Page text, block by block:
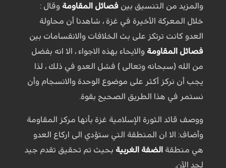
والمزيد من التنسيق بين فصائل المقاومة وقال :
خلال المعركة الأخيرة في غزة ، شاهدنا أن محاولة
العدو كانت ترتكز على بث الخلافات والانقسامات بين
فصائل المقاومة والايحاء بهذه الاجواء ، الا انه بفضل
من الله (سبحانه وتعالى ) فشل العدو في ذلك ، لذا
يجب أن نركز أكثر على موضوع الوحدة والانسجام وأن
نستمر في هذا الطريق الصحيح بقوة.
ووصف قائد الثورة الإسلامية غزة بأنها مركز المقاومة
وأضاف: الا ان المنطقة التي ستؤدي الى اركاع العدو
هي منطقة الضفة الغربية بحيث تم تحقيق تقدم جيد
لحد الآن.